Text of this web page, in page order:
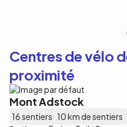
Centres de vélo
proximité
Mont Adstock
16 sentiers 10 km de sentiers